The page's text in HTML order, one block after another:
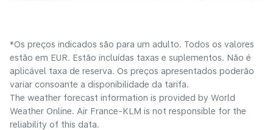
*Os preços indicados são para um adulto. Todos os valores
estão em EUR. Estão incluídas taxas e suplementos. Não é
aplicável taxa de reserva. Os preços apresentados poderão
variar consoante a disponibilidade da tarifa.
The weather forecast information is provided by World
Weather Online. Air France-KLM is not responsible for the
reliability of this data.